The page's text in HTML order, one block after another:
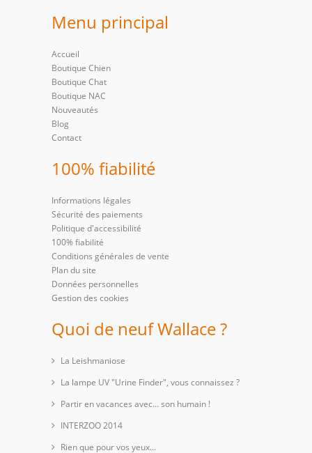
Menu principal
Accueil
Boutique Chien
Boutique Chat
Boutique NAC
Nouveautés
Blog
Contact
100% fiabilité
Informations légales
Sécurité des paiements
Politique d'accessibilité
100% fiabilité
Conditions générales de vente
Plan du site
Données personnelles
Gestion des cookies
Quoi de neuf Wallace ?
La Leishmaniose
La lampe UV "Urine Finder", vous connaissez ?
Partir en vacances avec… son humain !
INTERZOO 2014
Rien que pour vos yeux...